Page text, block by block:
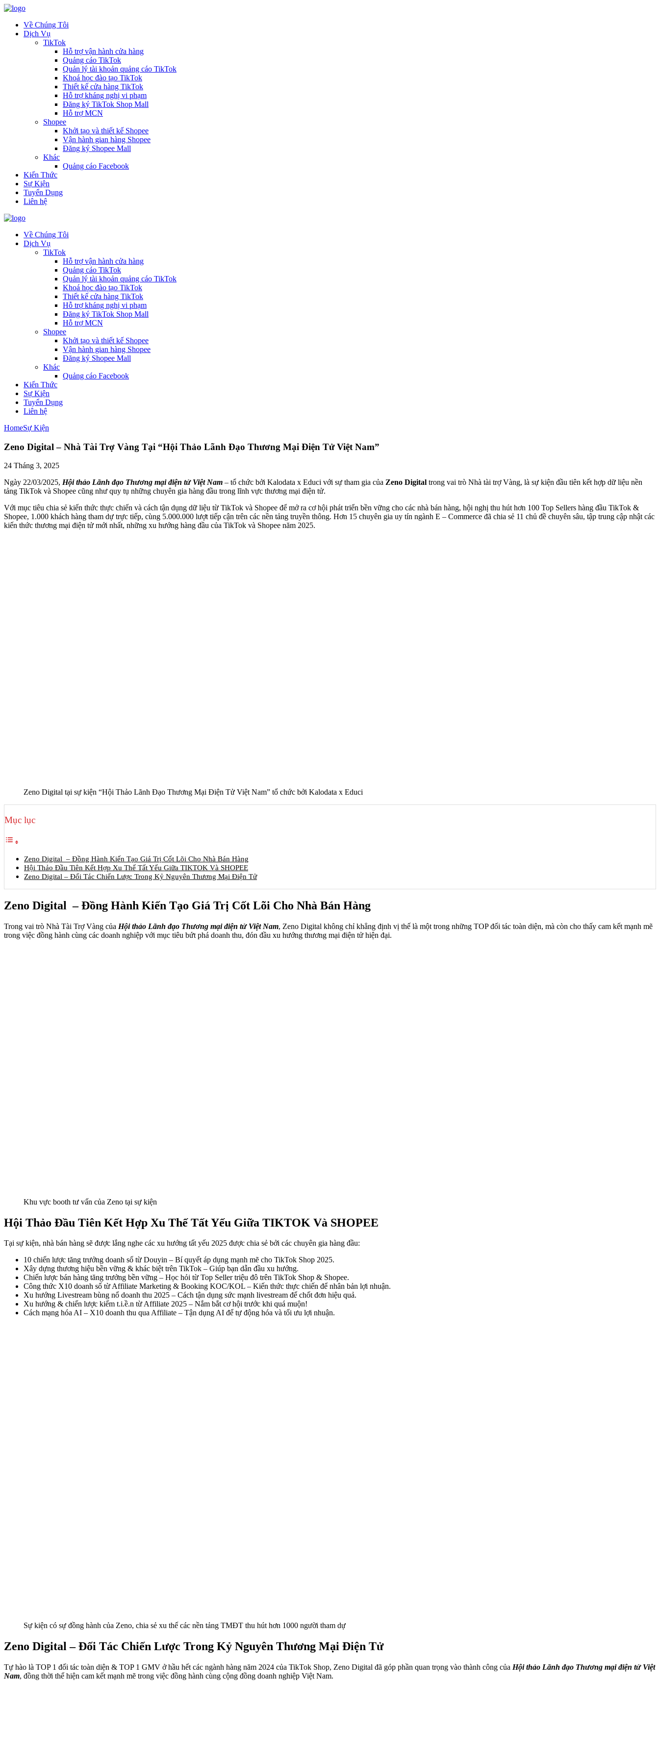
Về Chúng Tôi
Dịch Vụ
TikTok
Hỗ trợ vận hành cửa hàng
Quảng cáo TikTok
Quản lý tài khoản quảng cáo TikTok
Khoá học đào tạo TikTok
Thiết kế cửa hàng TikTok
Hỗ trợ kháng nghị vi phạm
Đăng ký TikTok Shop Mall
Hỗ trợ MCN
Shopee
Khởi tạo và thiết kế Shopee
Vận hành gian hàng Shopee
Đăng ký Shopee Mall
Khác
Quảng cáo Facebook
Kiến Thức
Sự Kiện
Tuyển Dụng
Liên hệ
Về Chúng Tôi
Dịch Vụ
TikTok
Hỗ trợ vận hành cửa hàng
Quảng cáo TikTok
Quản lý tài khoản quảng cáo TikTok
Khoá học đào tạo TikTok
Thiết kế cửa hàng TikTok
Hỗ trợ kháng nghị vi phạm
Đăng ký TikTok Shop Mall
Hỗ trợ MCN
Shopee
Khởi tạo và thiết kế Shopee
Vận hành gian hàng Shopee
Đăng ký Shopee Mall
Khác
Quảng cáo Facebook
Kiến Thức
Sự Kiện
Tuyển Dụng
Liên hệ
HomeSự Kiện
Zeno Digital – Nhà Tài Trợ Vàng Tại “Hội Thảo Lãnh Đạo Thương Mại Điện Tử Việt Nam”
24 Tháng 3, 2025
Ngày 22/03/2025, Hội thảo Lãnh đạo Thương mại điện tử Việt Nam – tổ chức bởi Kalodata x Educi với sự tham gia của Zeno Digital trong vai trò Nhà tài trợ Vàng, là sự kiện đầu tiên kết hợp dữ liệu nền
tảng TikTok và Shopee cũng như quy tụ những chuyên gia hàng đầu trong lĩnh vực thương mại điện tử.
Với mục tiêu chia sẻ kiến thức thực chiến và cách tận dụng dữ liệu từ TikTok và Shopee để mở ra cơ hội phát triển bền vững cho các nhà bán hàng, hội nghị thu hút hơn 100 Top Sellers hàng đầu TikTok &
Shopee, 1.000 khách hàng tham dự trực tiếp, cùng 5.000.000 lượt tiếp cận trên các nền tảng truyền thông. Hơn 15 chuyên gia uy tín ngành E – Commerce đã chia sẻ 11 chủ đề chuyên sâu, tập trung cập nhật các
kiến thức thương mại điện tử mới nhất, những xu hướng hàng đầu của TikTok và Shopee năm 2025.
Zeno Digital tại sự kiện “Hội Thảo Lãnh Đạo Thương Mại Điện Tử Việt Nam” tổ chức bởi Kalodata x Educi
Mục lục
Zeno Digital – Đồng Hành Kiến Tạo Giá Trị Cốt Lõi Cho Nhà Bán Hàng
Hội Thảo Đầu Tiên Kết Hợp Xu Thế Tất Yếu Giữa TIKTOK Và SHOPEE
Zeno Digital – Đối Tác Chiến Lược Trong Kỷ Nguyên Thương Mại Điện Tử
Zeno Digital – Đồng Hành Kiến Tạo Giá Trị Cốt Lõi Cho Nhà Bán Hàng
Trong vai trò Nhà Tài Trợ Vàng của Hội thảo Lãnh đạo Thương mại điện tử Việt Nam, Zeno Digital không chỉ khẳng định vị thế là một trong những TOP đối tác toàn diện, mà còn cho thấy cam kết mạnh mẽ
trong việc đồng hành cùng các doanh nghiệp với mục tiêu bứt phá doanh thu, đón đầu xu hướng thương mại điện tử hiện đại.
Khu vực booth tư vấn của Zeno tại sự kiện
Hội Thảo Đầu Tiên Kết Hợp Xu Thế Tất Yếu Giữa TIKTOK Và SHOPEE
Tại sự kiện, nhà bán hàng sẽ được lắng nghe các xu hướng tất yếu 2025 được chia sẻ bởi các chuyên gia hàng đầu:
10 chiến lược tăng trưởng doanh số từ Douyin – Bí quyết áp dụng mạnh mẽ cho TikTok Shop 2025.
Xây dựng thương hiệu bền vững & khác biệt trên TikTok – Giúp bạn dẫn đầu xu hướng.
Chiến lược bán hàng tăng trưởng bền vững – Học hỏi từ Top Seller triệu đô trên TikTok Shop & Shopee.
Công thức X10 doanh số từ Affiliate Marketing & Booking KOC/KOL – Kiến thức thực chiến để nhân bản lợi nhuận.
Xu hướng Livestream bùng nổ doanh thu 2025 – Cách tận dụng sức mạnh livestream để chốt đơn hiệu quả.
Xu hướng & chiến lược kiếm t.i.ề.n từ Affiliate 2025 – Nắm bắt cơ hội trước khi quá muộn!
Cách mạng hóa AI – X10 doanh thu qua Affiliate – Tận dụng AI để tự động hóa và tối ưu lợi nhuận.
Sự kiện có sự đồng hành của Zeno, chia sẻ xu thế các nền tảng TMĐT thu hút hơn 1000 người tham dự
Zeno Digital – Đối Tác Chiến Lược Trong Kỷ Nguyên Thương Mại Điện Tử
Tự hào là TOP 1 đối tác toàn diện & TOP 1 GMV ở hầu hết các ngành hàng năm 2024 của TikTok Shop, Zeno Digital đã góp phần quan trọng vào thành công của Hội thảo Lãnh đạo Thương mại điện tử Việt
Nam, đồng thời thể hiện cam kết mạnh mẽ trong việc đồng hành cùng cộng đồng doanh nghiệp Việt Nam.